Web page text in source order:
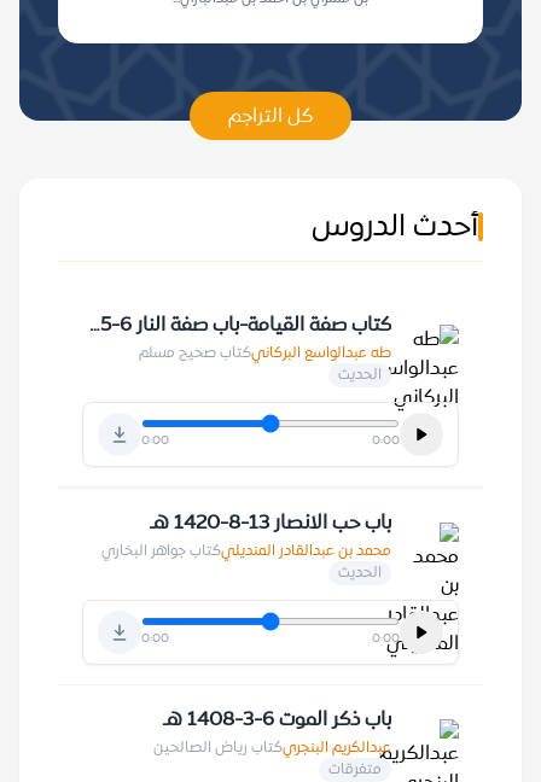
كل التراجم
أحدث الدروس
كتاب صفة القيامة-باب صفة النار 6-5-1416 هـ
طه عبدالواسع البركانيكتاب صحيح مسلم
الحديث
0:00 0:00
باب حب الانصار 13-8-1420 هـ
محمد بن عبدالقادر المنديليكتاب جواهر البخاري
الحديث
0:00 0:00
باب ذكر الموت 6-3-1408 هـ
عبدالكريم البنجريكتاب رياض الصالحين
متفرقات